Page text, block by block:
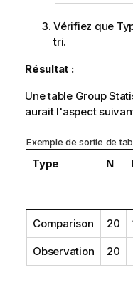
Vérifiez que
tri.
Résultat :
Une table Group
aurait l'aspect
Exemple de sortie de
Type N
Comparison 20
Observation 20